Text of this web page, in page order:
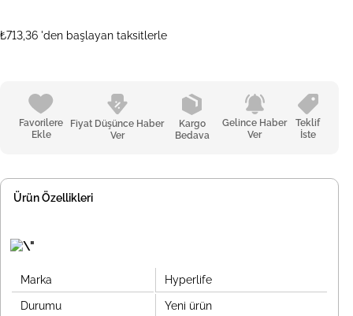
₺713,36 'den başlayan taksitlerle
Favorilere
Ekle
Fiyat Düşünce Haber
Ver
Kargo
Bedava
Gelince Haber
Ver
Teklif
İste
Ürün Özellikleri
Marka Hyperlife
Durumu Yeni ürün